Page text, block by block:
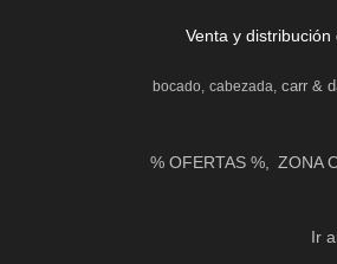
Venta y
bocado cabezada carr &
% OFERTAS % ZONA
Ir